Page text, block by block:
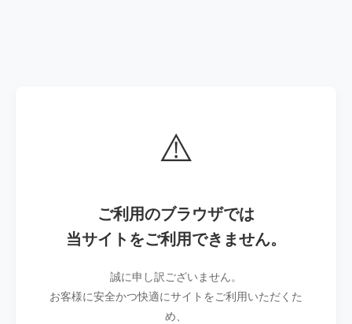
⚠️
ご利用のブラウザでは
当サイトをご利用できません。
誠に申し訳ございません。
お客様に安全かつ快適にサイトをご利用いただくた
め、